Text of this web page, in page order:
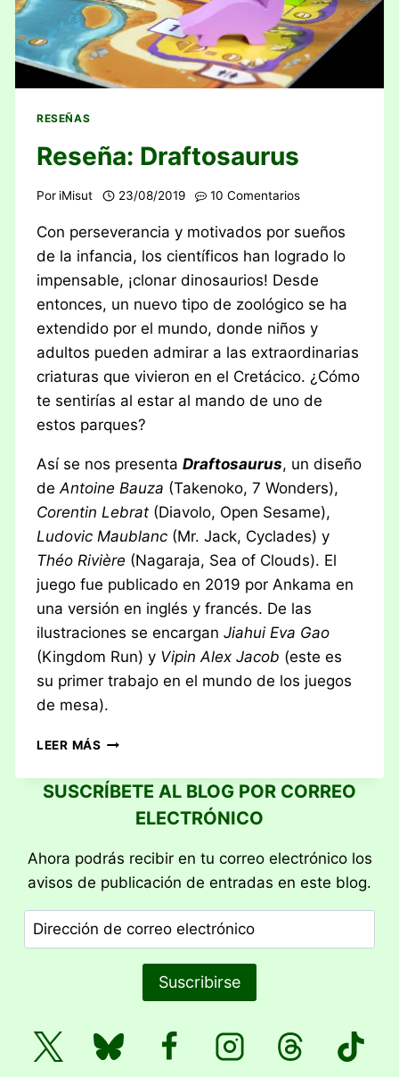
RESEÑAS
Reseña: Draftosaurus
Por iMisut 23/08/2019 10 Comentarios
Con perseverancia y motivados por sueños
de la infancia, los científicos han logrado lo
impensable, ¡clonar dinosaurios! Desde
entonces, un nuevo tipo de zoológico se ha
extendido por el mundo, donde niños y
adultos pueden admirar a las extraordinarias
criaturas que vivieron en el Cretácico. ¿Cómo
te sentirías al estar al mando de uno de
estos parques?
Así se nos presentaDraftosaurus, un diseño
deAntoine Bauza (Takenoko, 7 Wonders),
Corentin Lebrat (Diavolo, Open Sesame),
Ludovic Maublanc (Mr. Jack, Cyclades) y
Théo Rivière (Nagaraja, Sea of Clouds). El
juego fue publicado en 2019 por Ankama en
una versión en inglés y francés. De las
ilustraciones se encarganJiahui Eva Gao
(Kingdom Run) y Vipin Alex Jacob (este es
su primer trabajo en el mundo de los juegos
de mesa).
LEER MÁS RESEÑA:
SUSCRÍBETE AL BLOG POR CORREO
ELECTRÓNICO
Ahora podrás recibir en tu correo electrónico los
avisos de publicación de entradas en este blog.
Dirección
de
Suscribirse